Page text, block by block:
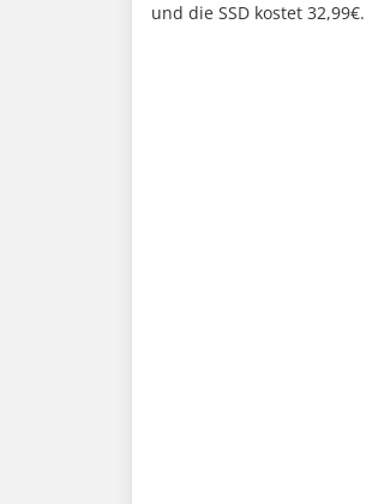
und die SSD kostet 32,99€.